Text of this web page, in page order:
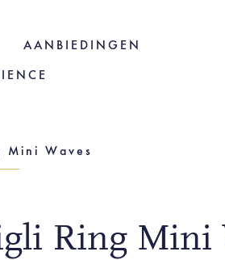
AANBIEDINGEN
Mini Waves
Ring Mini